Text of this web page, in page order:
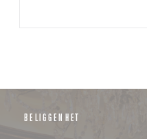
BELIGGENHET